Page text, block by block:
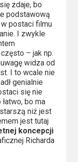
zdaje, bo
podstawową
postaci filmu
I zwykle
– jak np.
widza od
I to wcale nie
genialnie
się nie
bo ma
niż jest
jest tutaj
koncepcji
Richarda